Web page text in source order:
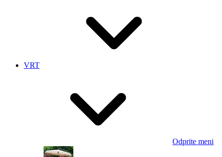
VRT
Odprite meni